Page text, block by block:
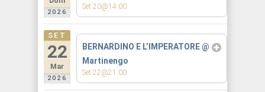
2026
Set 20@14:00
SET
22
Mar
2026
BERNARDINO E L’IMPERATORE@
Martinengo
Set 22@21:00